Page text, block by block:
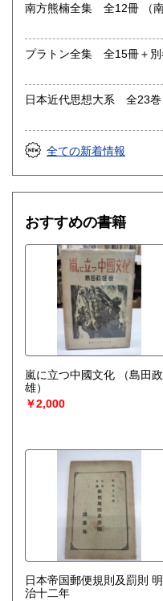
南方熊
日本近代思想大系 全23巻
全ての新着情報
おすすめの書籍
嵐に立つ中國文化
（島田政
雄）
￥2,000
日本帝国郵便規則及罰則 明
治十二年